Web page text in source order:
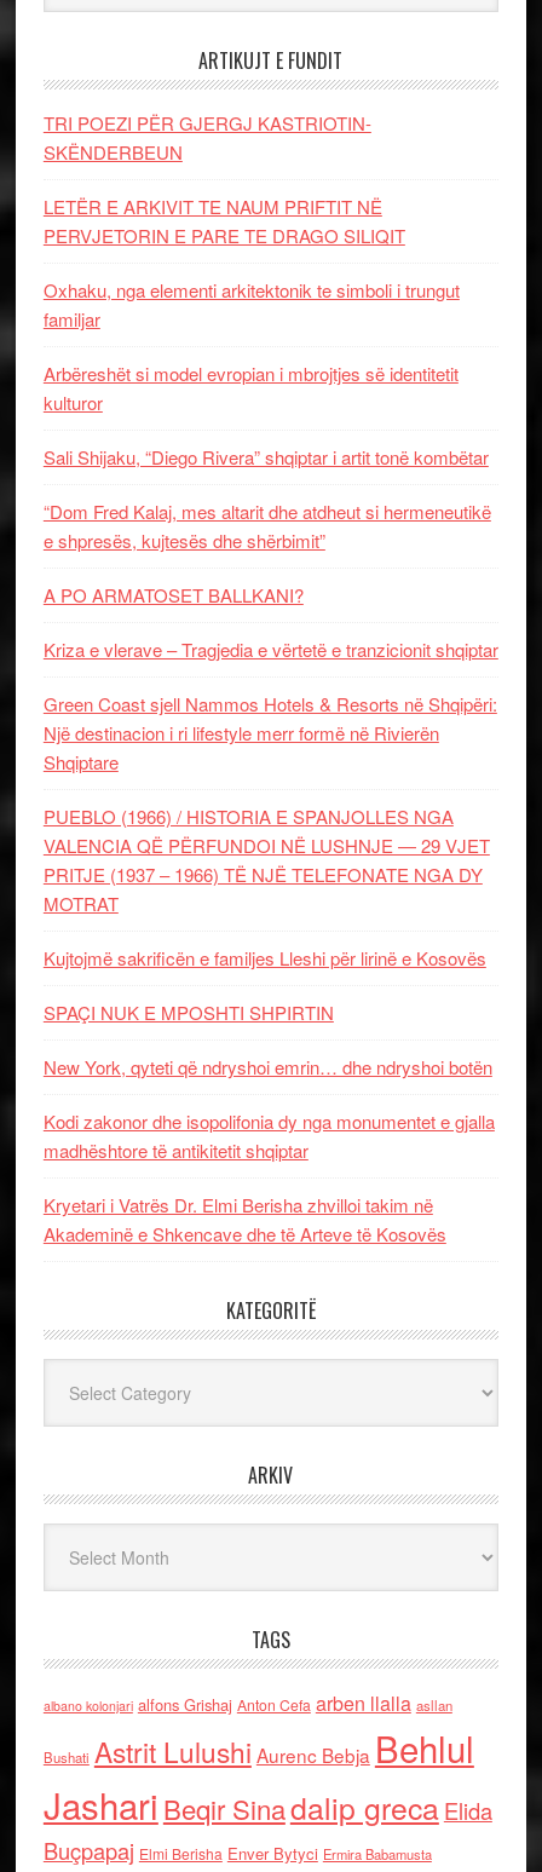
ARTIKUJT E FUNDIT
TRI POEZI PËR GJERGJ KASTRIOTIN-
SKËNDERBEUN
LETËR E ARKIVIT TE NAUM PRIFTIT NË
PERVJETORIN E PARE TE DRAGO SILIQIT
Oxhaku, nga elementi arkitektonik te simboli i trungut
familjar
Arbëreshët si model evropian i mbrojtjes së identitetit
kulturor
Sali Shijaku, “Diego Rivera” shqiptar i artit tonë kombëtar
“Dom Fred Kalaj, mes altarit dhe atdheut si hermeneutikë
e shpresës, kujtesës dhe shërbimit”
A PO ARMATOSET BALLKANI?
Kriza e vlerave – Tragjedia e vërtetë e tranzicionit shqiptar
Green Coast sjell Nammos Hotels & Resorts në Shqipëri:
Një destinacion i ri lifestyle merr formë në Rivierën
Shqiptare
PUEBLO (1966) / HISTORIA E SPANJOLLES NGA
VALENCIA QË PËRFUNDOI NË LUSHNJE — 29 VJET
PRITJE (1937 – 1966) TË NJË TELEFONATE NGA DY
MOTRAT
Kujtojmë sakrificën e familjes Lleshi për lirinë e Kosovës
SPAÇI NUK E MPOSHTI SHPIRTIN
New York, qyteti që ndryshoi emrin… dhe ndryshoi botën
Kodi zakonor dhe isopolifonia dy nga monumentet e gjalla
madhështore të antikitetit shqiptar
Kryetari i Vatrës Dr. Elmi Berisha zhvilloi takim në
Akademinë e Shkencave dhe të Arteve të Kosovës
KATEGORITË
ARKIV
TAGS
albano kolonjari alfons Grishaj Anton Cefa arben llalla asllan
Bushati Astrit Lulushi Aurenc Bebja Behlul
Jashari Beqir Sinadalip grecaElida
Buçpapaj Elmi Berisha Enver Bytyci Ermira Babamusta